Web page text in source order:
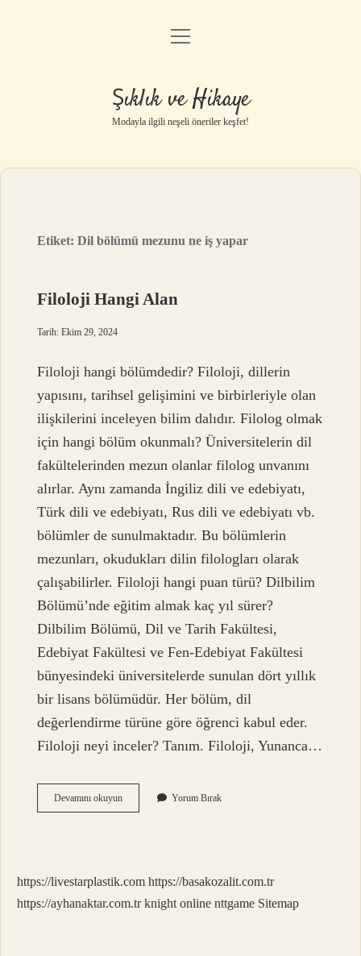
Gizlilik Politikası
Yasal Uyarı
menüyü
Şıklık ve Hikaye
Modayla ilgili neşeli öneriler keşfet!
Etiket:Dil bölümü mezunu ne iş yapar
Filoloji Hangi Alan
Tarih: Ekim 29, 2024
Filoloji hangi bölümdedir? Filoloji, dillerin
yapısını, tarihsel gelişimini ve birbirleriyle olan
ilişkilerini inceleyen bilim dalıdır. Filolog olmak
için hangi bölüm okunmalı? Üniversitelerin dil
fakültelerinden mezun olanlar filolog unvanını
alırlar. Aynı zamanda İngiliz dili ve edebiyatı,
Türk dili ve edebiyatı, Rus dili ve edebiyatı vb.
bölümler de sunulmaktadır. Bu bölümlerin
mezunları, okudukları dilin filologları olarak
çalışabilirler. Filoloji hangi puan türü? Dilbilim
Bölümü’nde eğitim almak kaç yıl sürer?
Dilbilim Bölümü, Dil ve Tarih Fakültesi,
Edebiyat Fakültesi ve Fen-Edebiyat Fakültesi
bünyesindeki üniversitelerde sunulan dört yıllık
bir lisans bölümüdür. Her bölüm, dil
değerlendirme türüne göre öğrenci kabul eder.
Filoloji neyi inceler? Tanım. Filoloji, Yunanca…
Devamını okuyunFiloloji
Hangi
Yorum Bırak
https://livestarplastik.com https://basakozalit.com.tr
https://ayhanaktar.com.tr knight online nttgame Sitemap